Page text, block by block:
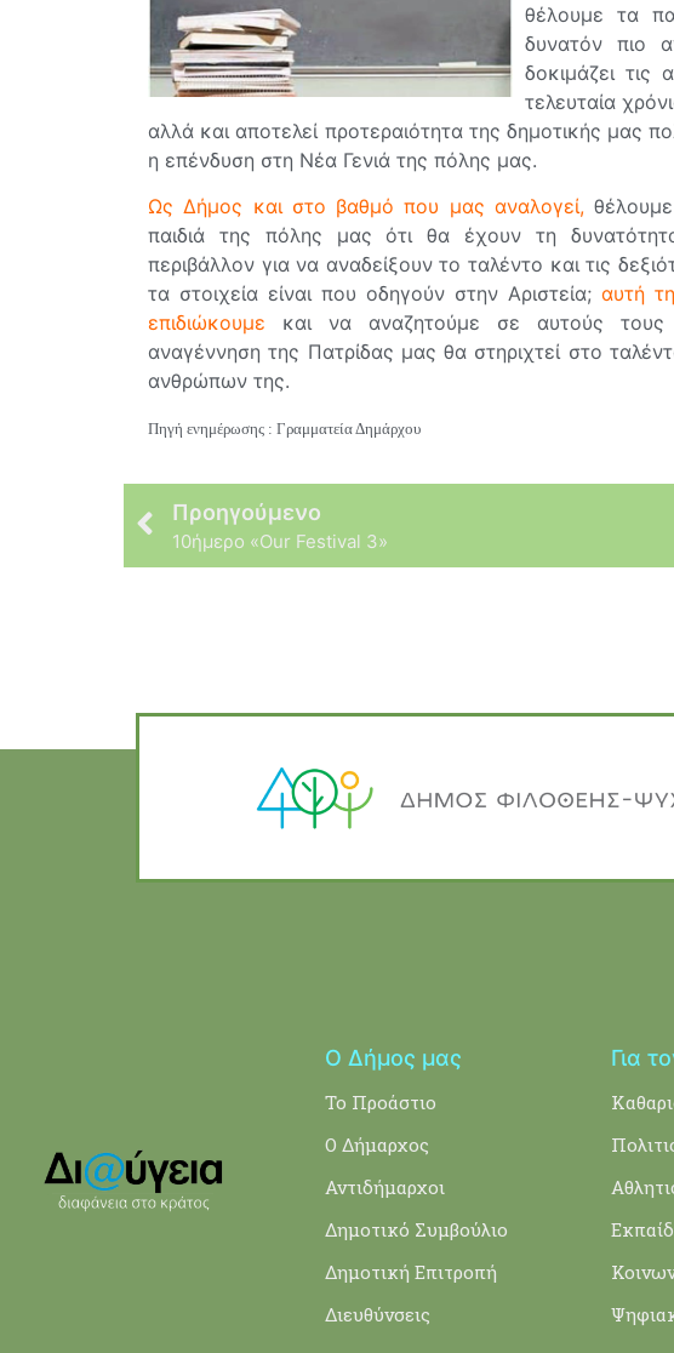
θέλουμε τα
δυνατόν πιο
δοκιμάζει τις
τελευταία
αλλά και αποτελεί προτεραιότητα της δημοτικής μας
η επένδυση στη Νέα Γενιά της πόλης μας.
Ως Δήμος και στο βαθμό που μας αναλογεί,
παιδιά της πόλης μας ότι θα έχουν τη
περιβάλλον για να αναδείξουν το ταλέντο και τις
τα στοιχεία είναι που οδηγούν στην Αριστεία;αυτή
επιδιώκουμε και να αναζητούμε σε αυτούς τους
αναγέννηση της Πατρίδας μας θα στηριχτεί στο
ανθρώπων της.
Πηγή ενημέρωσης : Γραμματεία Δημάρχου
Προηγούμενο
10ήμερο «Our Festival 3»
Ο Δήμος μας
Το Προάστιο
Ο Δήμαρχος
Αντιδήμαρχοι
Δημοτικό Συμβούλιο
Δημοτική Επιτροπή
Διευθύνσεις
Για